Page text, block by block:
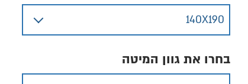
בחרו את גוון המיטה